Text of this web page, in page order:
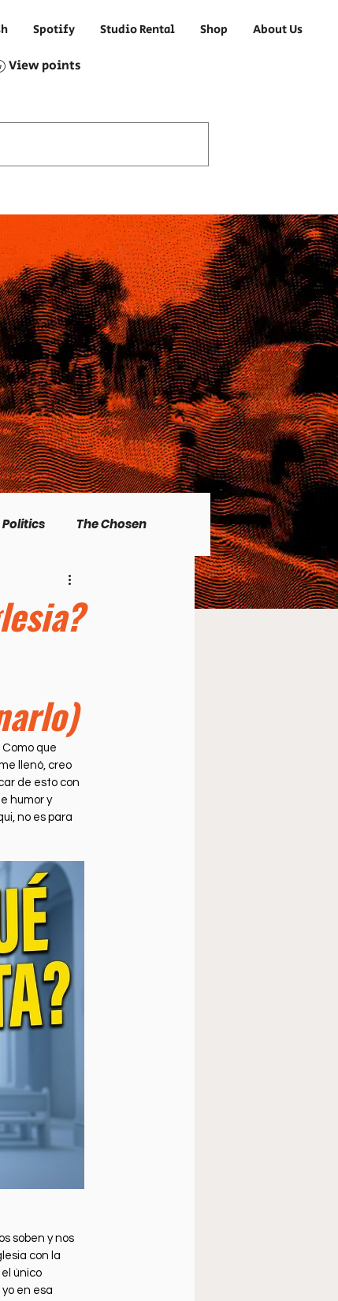
Spotify Studio Rental Shop About Us
View points
Politics The Chosen
Christian living
cristiana
que
llenó, creo
de esto con
humor y
no es para
soben y nos
con la
único
en esa